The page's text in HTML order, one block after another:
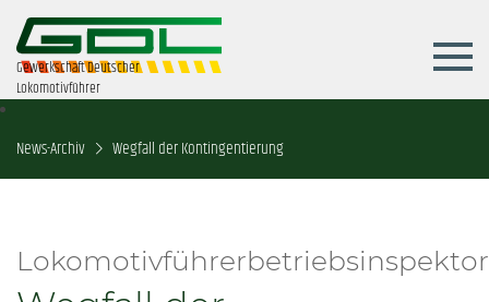
Gewerkschaft Deutscher
Lokomotivführer
News-Archiv Wegfall der Kontingentierung
Lokomotivführerbetriebsinspektor